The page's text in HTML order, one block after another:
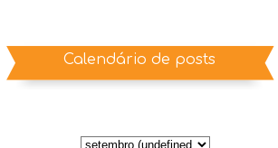
Calendário de posts